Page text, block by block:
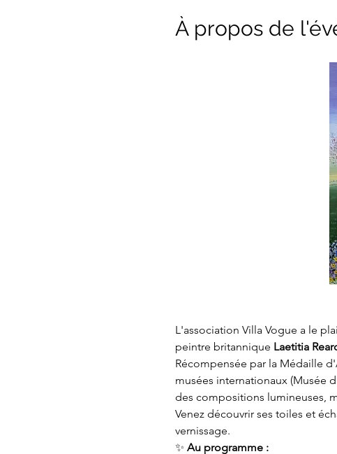
À propos de
L'association Villa Vogue a le
peintre britannique Laetitia
Récompensée par la Médaille
musées internationaux (Musée
des compositions lumineuses,
Venez découvrir ses toiles et
vernissage.
✨ Au programme :